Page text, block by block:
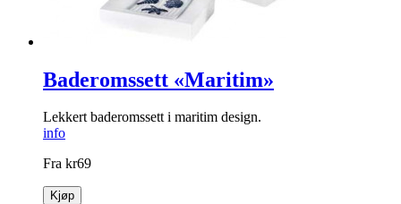
Baderomssett «Maritim»
Lekkert baderomssett i maritim design.
info
Fra kr69
Kjøp